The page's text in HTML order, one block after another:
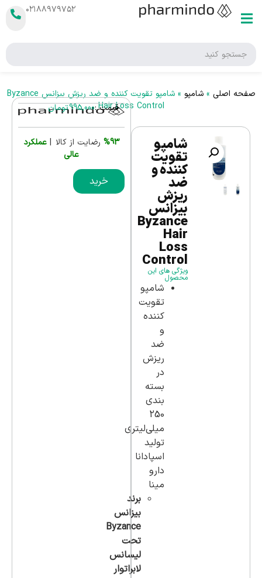
۰۲۱۸۸۹۷۹۷۵۲
صفحه اصلی »شامپو »
شامپو تقویت کننده و ضد ریزش بیزانس Byzance
Hair Loss Control
شامپو
تقویت
کننده و
ضد
ریزش
بیزانس
Byzance
Hair
Loss
Control
ویژگی های این
محصول
شامپو
تقویت
کننده
و
ضد
ریزش
در
بسته
بندی
250
میلی‌لیتری
تولید
اسپادانا
دارو
مینا
برند
بیزانس
Byzance
تحت
لیسانس
لابراتوار
قیمت :995,000تومان
%93 رضایت از کالا | عملکرد
عالی
خرید